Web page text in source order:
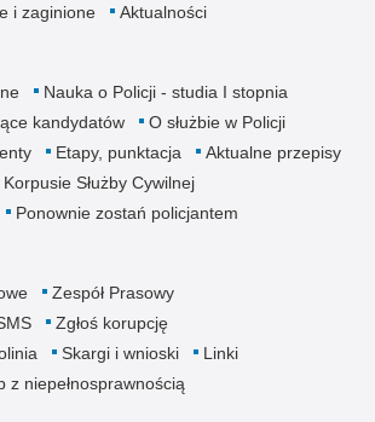
i zaginione Aktualności
Nauka o Policji - studia I stopnia
kandydatów
O służbie w Policji
Etapy, punktacja
Aktualne przepisy
Służby Cywilnej
Ponownie zostań policjantem
Zespół Prasowy
Zgłoś korupcję
Skargi i wnioski
Linki
z niepełnosprawnością